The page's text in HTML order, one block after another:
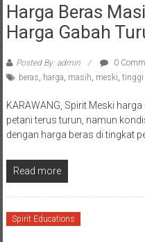
Harga Beras
Harga Gabah
Posted By: admin
0
beras harga masih meski tinggi
KARAWANG, Spirit Meski
petani terus turun, namun
dengan harga beras di tingkat
Read more
Spirit Educations